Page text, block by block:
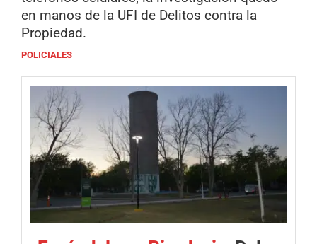
en manos de la UFI de Delitos contra la
Propiedad.
POLICIALES